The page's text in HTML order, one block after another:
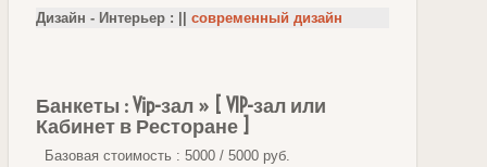
Дизайн - Интерьер : || современный дизайн
Банкеты : Vip-зал » [ VIP-зал или
Кабинет в Ресторане ]
Базовая стоимость : 5000 / 5000 руб.